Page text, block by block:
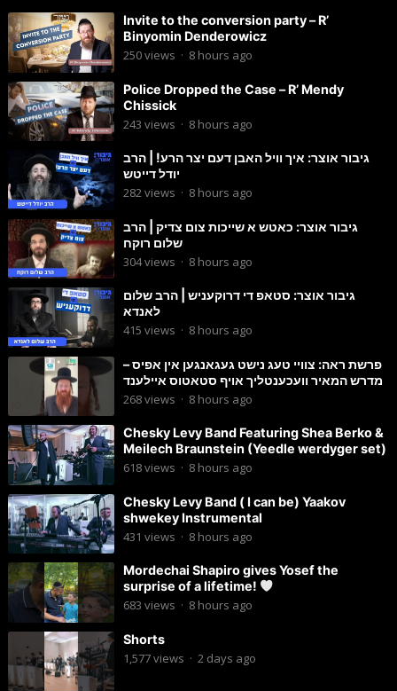
Invite to the conversion party – R’
Binyomin Denderowicz
250views · 8 hours ago
Police Dropped the Case – R’ Mendy
Chissick
243 views · 8 hours ago
גיבור אוצר: איך וויל האבן דעם יצר הרע! | הרב
יודל דייטש
282views · 8 hours ago
גיבור אוצר: כאטש א שייכות צום צדיק | הרב
שלום רוקח
304views · 8 hours ago
גיבור אוצר: סטאפ די דרוקעניש | הרב שלום
לאנדא
415 views · 8 hours ago
פרשת ראה: צוויי טעג נישט געגאנגען אין אפיס –
מדרש המאיר וועכענטליך אויף סטאטוס איילענד
268views · 8 hours ago
Chesky Levy Band Featuring Shea Berko &
Meilech Braunstein (Yeedle werdyger set)
618views · 8 hours ago
Chesky Levy Band ( I can be) Yaakov
shwekey Instrumental
431 views · 8 hours ago
Mordechai Shapiro gives Yosef the
surprise of a lifetime!
683 views · 8 hours ago
Shorts
1,577views · 2 days ago